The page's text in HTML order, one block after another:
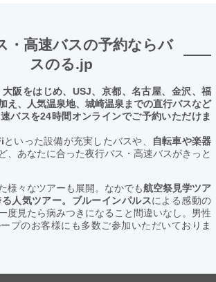
・高速バスの予約ならバ
スのる.jp
阪をはじめ、USJ、京都、名古屋、金沢、福
え、人気温泉地、城崎温泉までの直行バスなど
バスを24時間オンラインでご予約いただけま
といった設備が充実したバスや、
自転車や楽器
、あなたに合った夜行バス・高速バスがきっと
様々なツアーも展開。なかでも航空祭見学ツア
人気ツアー。ブルーインパルスによる感動の
度見たら病みつきになること間違いなし。男性
プのお客様にも多数ご参加いただいておりま